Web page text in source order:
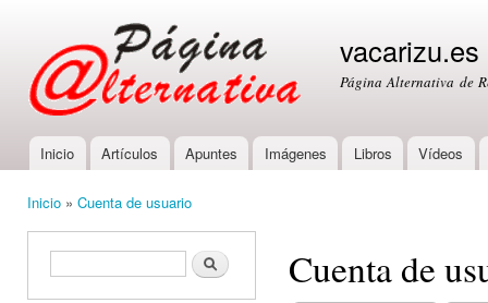
vacarizu.es
Página Alternativa de
Main menu
Inicio Artículos Apuntes Imágenes Libros Vídeos
Inicio » Cuenta de usuario
Formulario de búsquedaBuscar Cuenta de